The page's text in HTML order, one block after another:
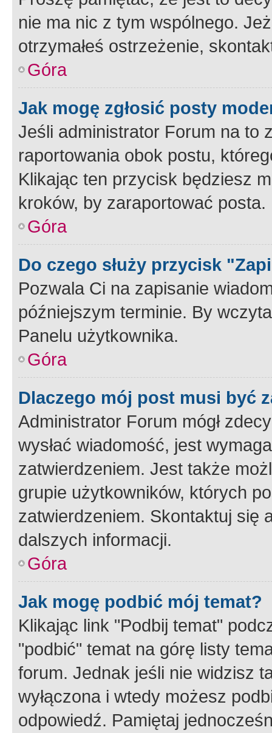
nie ma nic z tym wspólnego.
otrzymałeś ostrzeżenie,
Góra
Jak mogę zgłosić posty
Jeśli administrator Forum na to
raportowania obok postu,
Klikając ten przycisk będziesz
kroków, by zaraportować posta.
Góra
Do czego służy przycisk
Pozwala Ci na zapisanie
późniejszym terminie. By
Panelu użytkownika.
Góra
Dlaczego mój post musi być
Administrator Forum mógł
wysłać wiadomość, jest
zatwierdzeniem. Jest także
grupie użytkowników, których
zatwierdzeniem. Skontaktuj się
dalszych informacji.
Góra
Jak mogę podbić mój temat?
Klikając link "Podbij temat"
"podbić" temat na górę listy
forum. Jednak jeśli nie widzisz
wyłączona i wtedy możesz
odpowiedź. Pamiętaj